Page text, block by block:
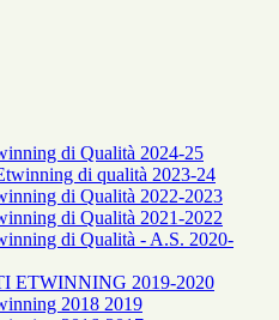
di Qualità 2024-25
di qualità 2023-24
di Qualità 2022-2023
di Qualità 2021-2022
di Qualità - A.S. 2020-
ETWINNING 2019-2020
2018 2019